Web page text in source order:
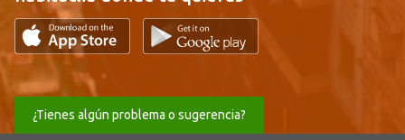
¿Tienes algún problema o sugerencia?